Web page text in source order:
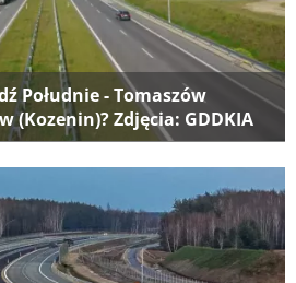
Południe - Tomaszów
(Kozenin)? Zdjęcia: GDDKIA